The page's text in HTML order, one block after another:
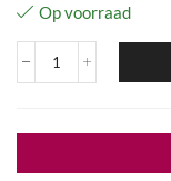
Op voorraad
CoCo
Agave
Oil